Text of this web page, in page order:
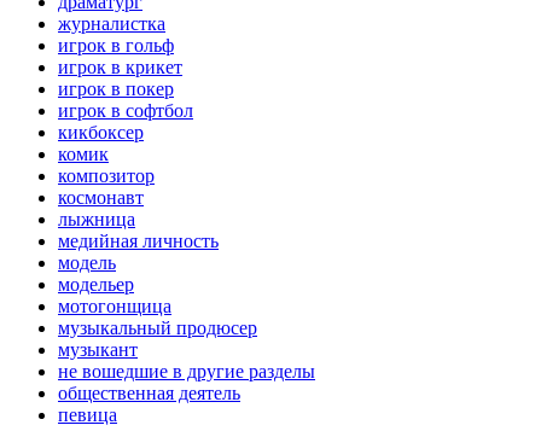
журналистка
игрок в гольф
игрок в крикет
игрок в покер
игрок в софтбол
кикбоксер
комик
композитор
космонавт
лыжница
медийная личность
модель
модельер
мотогонщица
музыкальный продюсер
музыкант
не вошедшие в другие разделы
общественная деятель
певица